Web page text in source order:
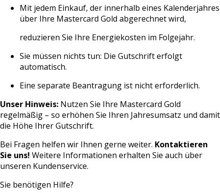
Mit jedem Einkauf, der innerhalb eines Kalenderjahres
über Ihre Mastercard Gold abgerechnet wird,
reduzieren Sie Ihre Energiekosten im Folgejahr.
Sie müssen nichts tun: Die Gutschrift erfolgt
automatisch.
Eine separate Beantragung ist nicht erforderlich.
Unser Hinweis: Nutzen Sie Ihre Mastercard Gold
regelmäßig – so erhöhen Sie Ihren Jahresumsatz und damit
die Höhe Ihrer Gutschrift.
Bei Fragen helfen wir Ihnen gerne weiter. Kontaktieren
Sie uns! Weitere Informationen erhalten Sie auch über
unseren Kundenservice.
Sie benötigen Hilfe?